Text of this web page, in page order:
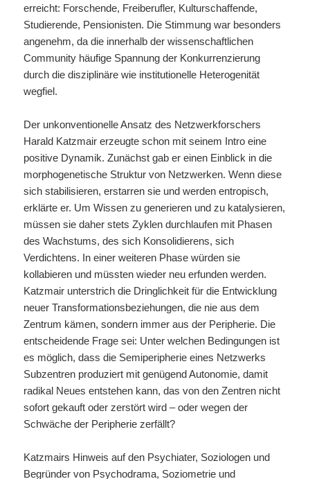
erreicht: Forschende, Freiberufler, Kulturschaffende,
Studierende, Pensionisten. Die Stimmung war besonders
angenehm, da die innerhalb der wissenschaftlichen
Community häufige Spannung der Konkurrenzierung
durch die disziplinäre wie institutionelle Heterogenität
wegfiel.
Der unkonventionelle Ansatz des Netzwerkforschers
Harald Katzmair erzeugte schon mit seinem Intro eine
positive Dynamik. Zunächst gab er einen Einblick in die
morphogenetische Struktur von Netzwerken. Wenn diese
sich stabilisieren, erstarren sie und werden entropisch,
erklärte er. Um Wissen zu generieren und zu katalysieren,
müssen sie daher stets Zyklen durchlaufen mit Phasen
des Wachstums, des sich Konsolidierens, sich
Verdichtens. In einer weiteren Phase würden sie
kollabieren und müssten wieder neu erfunden werden.
Katzmair unterstrich die Dringlichkeit für die Entwicklung
neuer Transformationsbeziehungen, die nie aus dem
Zentrum kämen, sondern immer aus der Peripherie. Die
entscheidende Frage sei: Unter welchen Bedingungen ist
es möglich, dass die Semiperipherie eines Netzwerks
Subzentren produziert mit genügend Autonomie, damit
radikal Neues entstehen kann, das von den Zentren nicht
sofort gekauft oder zerstört wird – oder wegen der
Schwäche der Peripherie zerfällt?
Katzmairs Hinweis auf den Psychiater, Soziologen und
Begründer von Psychodrama, Soziometrie und